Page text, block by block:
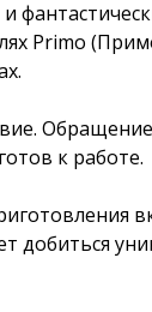
Primo
к работе.
добиться